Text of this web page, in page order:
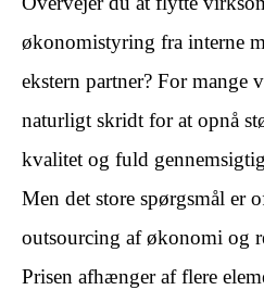
økonomistyring fra interne
ekstern partner? For mange
naturligt skridt for at opnå
kvalitet og fuld
Men det store spørgsmål er
outsourcing af økonomi og
Prisen afhænger af flere